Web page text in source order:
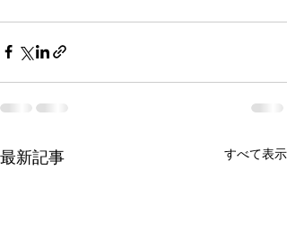
最新記事 すべて表示